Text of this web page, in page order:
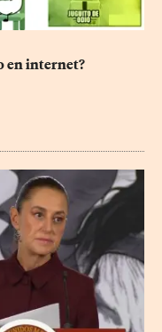
en internet?